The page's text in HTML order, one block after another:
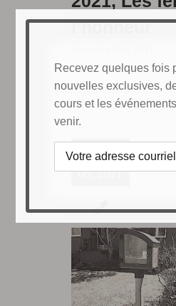
l’honneur
17
05, 2021
Recevez quelques fois
nouvelles exclusives,
cours et les
venir.